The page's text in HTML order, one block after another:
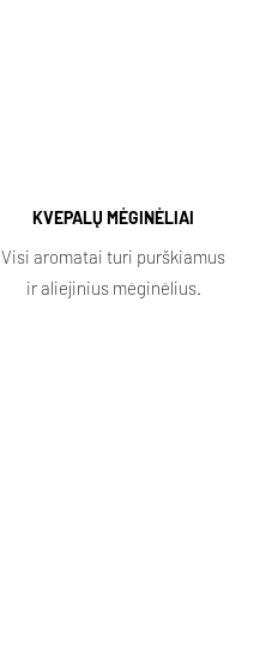
KVEPALŲ MĖGINĖLIAI
Visi aromatai turi purškiamus
ir aliejinius mėginėlius.